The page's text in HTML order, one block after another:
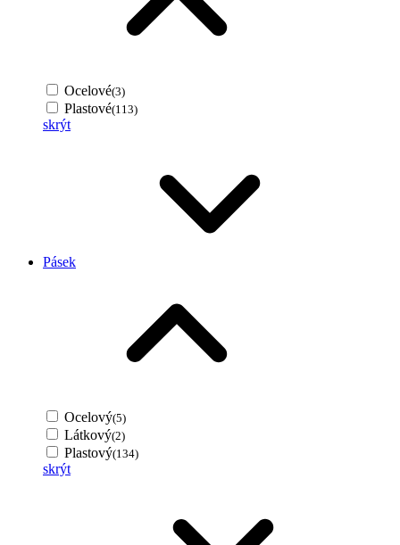
Ocelové(3)
Plastové(113)
skrýt
Pásek
Ocelový(5)
Látkový(2)
Plastový(134)
skrýt